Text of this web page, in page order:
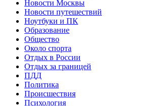
Новости Москвы
Новости путешествий
Ноутбуки и ПК
Образование
Общество
Около спорта
Отдых в России
Отдых за границей
ПДД
Политика
Происшествия
Психология